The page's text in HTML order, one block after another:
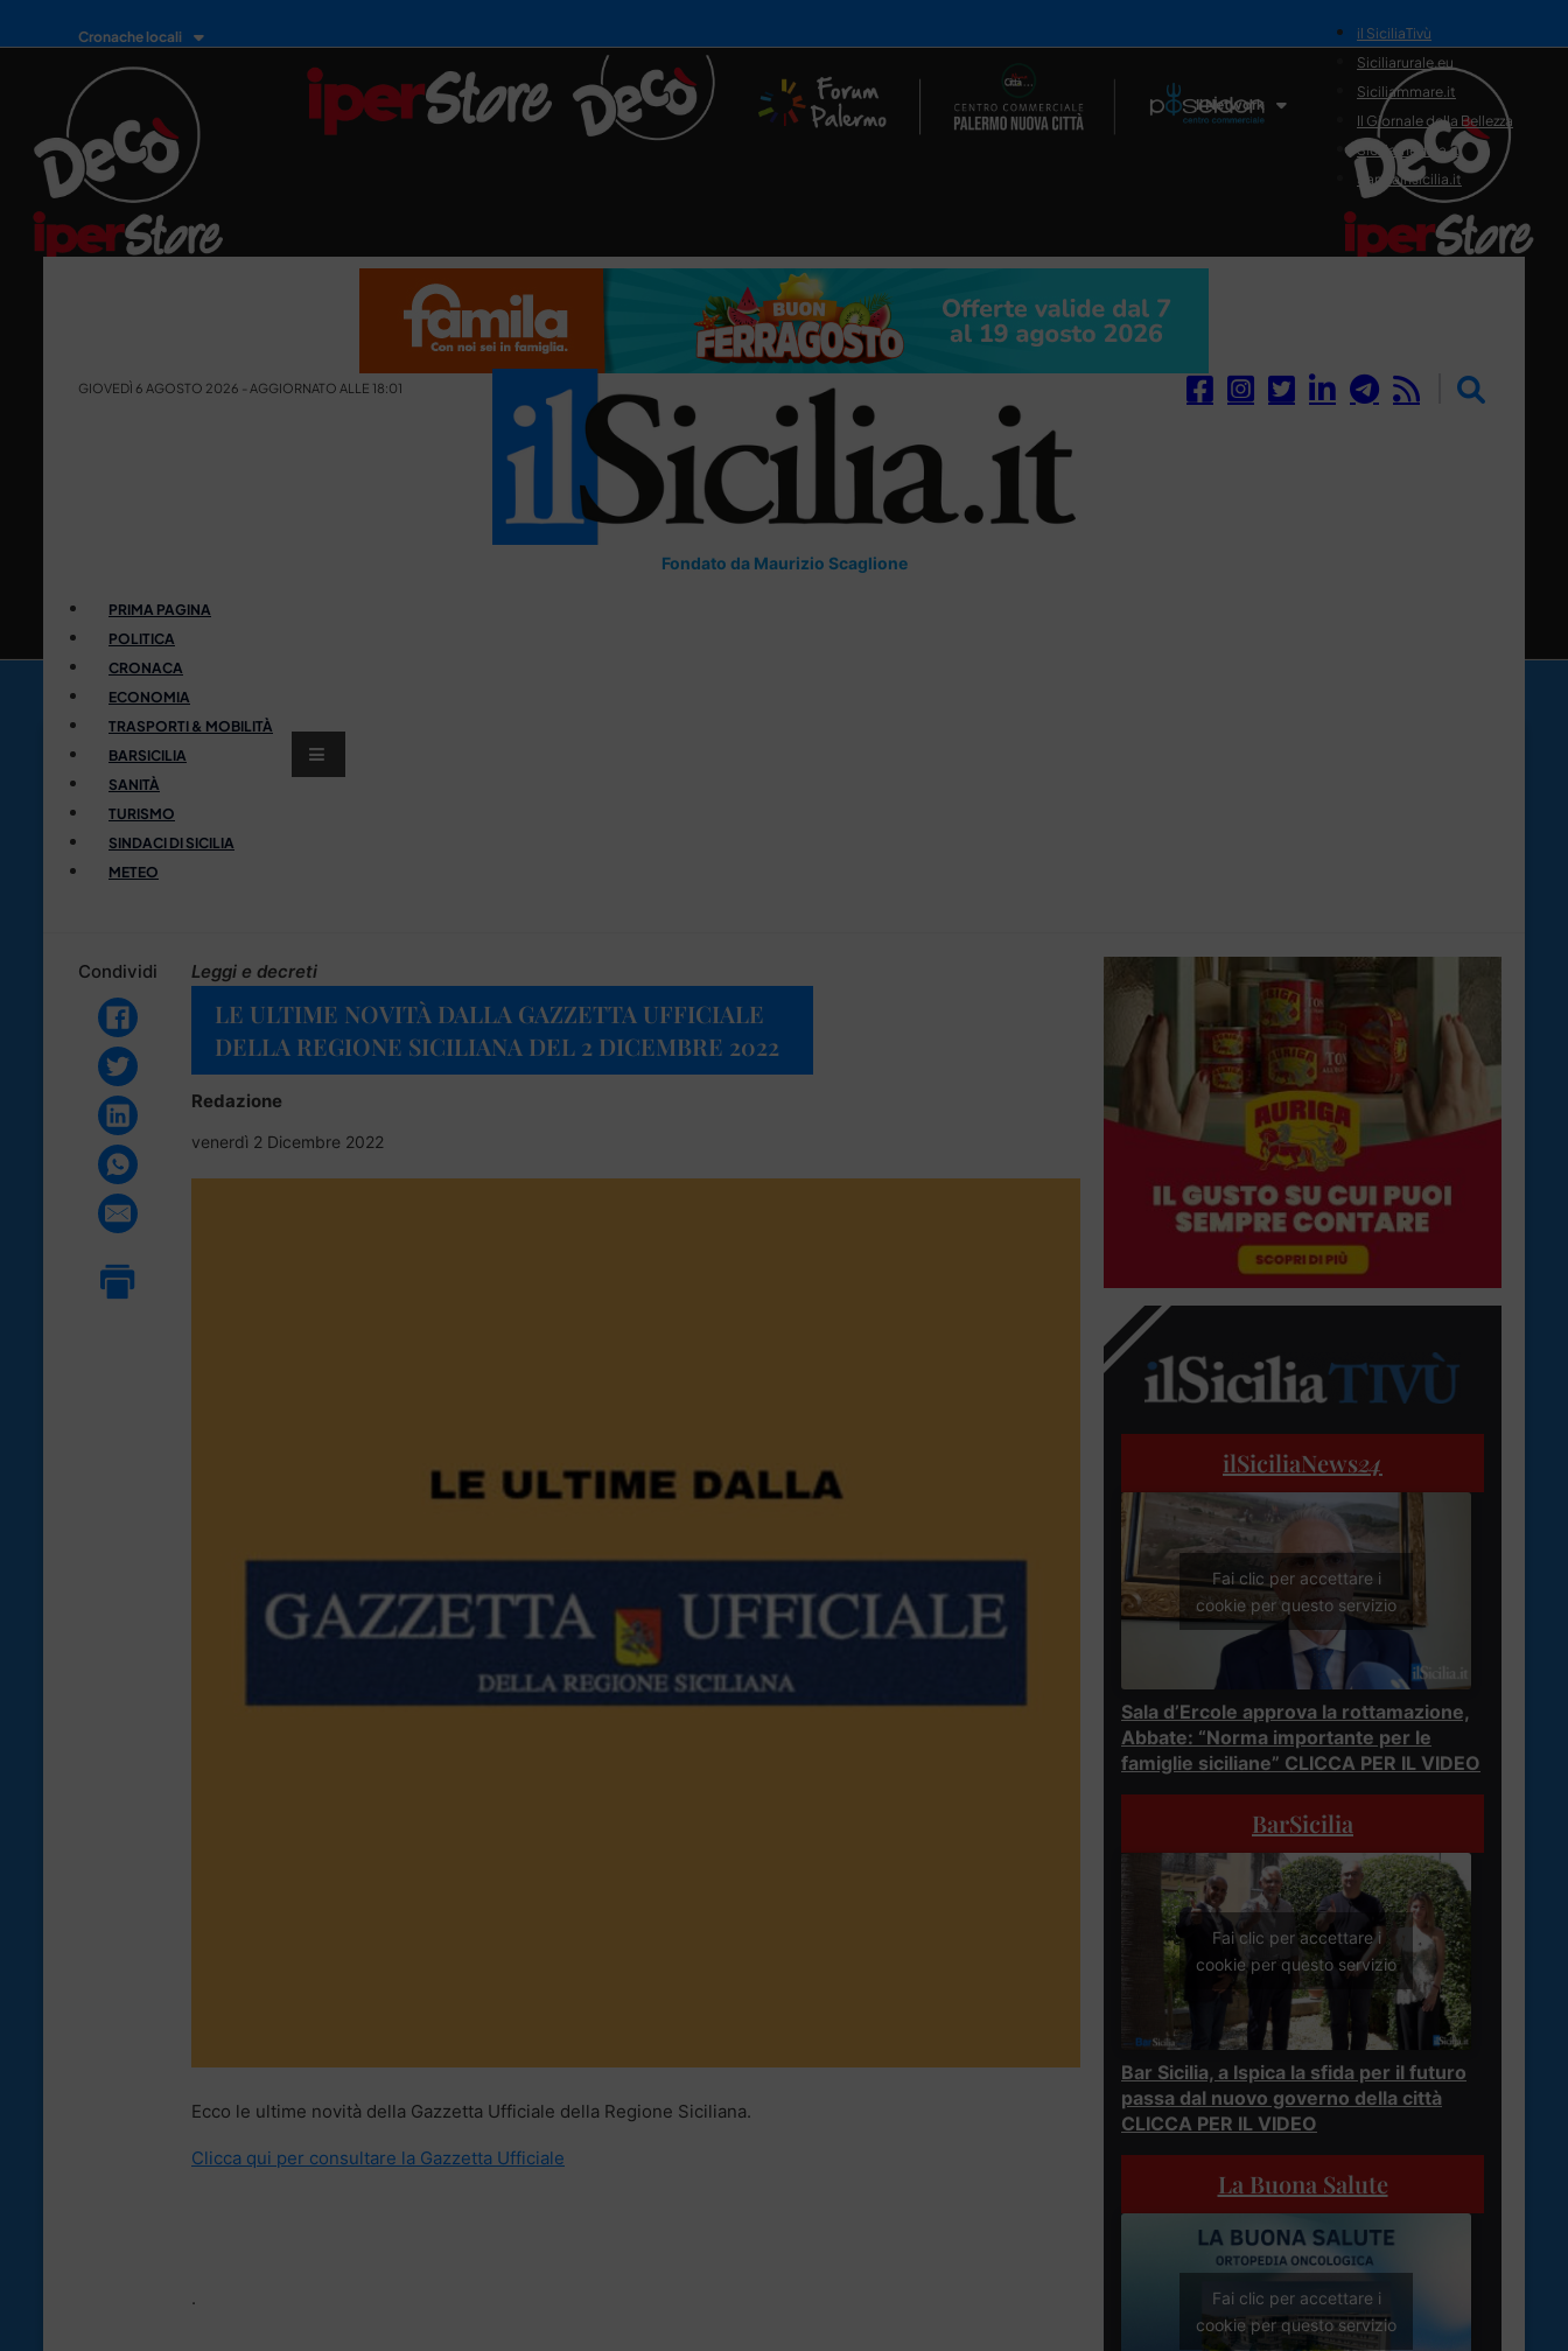
Cronache locali
Il Network
il SiciliaTivù
Siciliarurale.eu
Siciliammare.it
Il Giornale della Bellezza
Siciliamedica.it
Sanitainsicilia.it
GIOVEDÌ 6 AGOSTO 2026 - AGGIORNATO ALLE 18:01
Fondato da Maurizio Scaglione
PRIMA PAGINA
POLITICA
CRONACA
ECONOMIA
TRASPORTI & MOBILITÀ
BARSICILIA
SANITÀ
TURISMO
SINDACI DI SICILIA
METEO
Condividi Leggi e decreti
LE ULTIME NOVITÀ DALLA GAZZETTA UFFICIALE
DELLA REGIONE SICILIANA DEL 2 DICEMBRE 2022
Redazione
venerdì 2 Dicembre 2022
Ecco le ultime novità della Gazzetta Ufficiale della Regione Siciliana.
Clicca qui per consultare la Gazzetta Ufficiale
.
ilSiciliaNews24
Fai clic per accettare i
cookie per questo servizio
Sala d’Ercole approva la rottamazione,
Abbate: “Norma importante per le
famiglie siciliane” CLICCA PER IL VIDEO
BarSicilia
Fai clic per accettare i
cookie per questo servizio
Bar Sicilia, a Ispica la sfida per il futuro
passa dal nuovo governo della città
CLICCA PER IL VIDEO
La Buona Salute
Fai clic per accettare i
cookie per questo servizio